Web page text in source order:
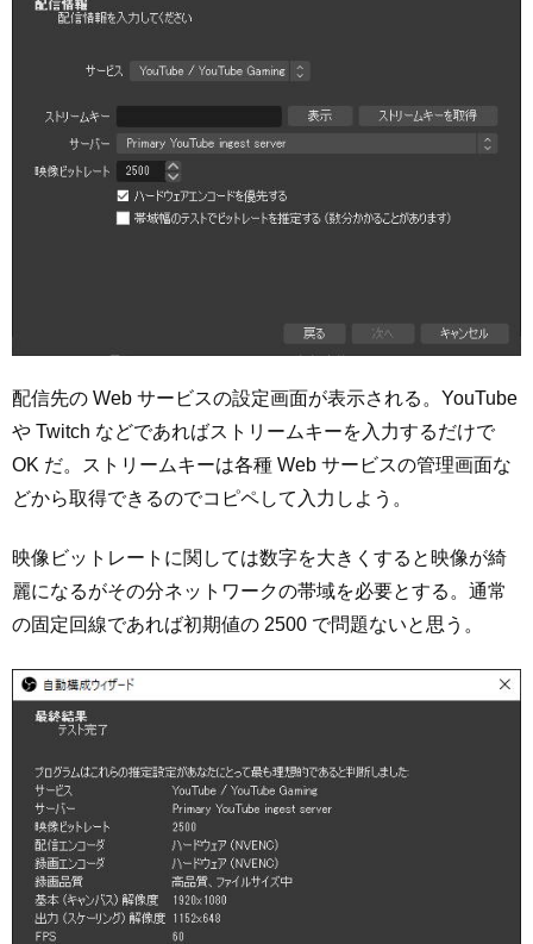
配信先の Web サービスの設定画面が表示される。YouTube
や Twitch などであればストリームキーを入力するだけで
OK だ。ストリームキーは各種 Web サービスの管理画面な
どから取得できるのでコピペして入力しよう。
映像ビットレートに関しては数字を大きくすると映像が綺
麗になるがその分ネットワークの帯域を必要とする。通常
の固定回線であれば初期値の 2500 で問題ないと思う。